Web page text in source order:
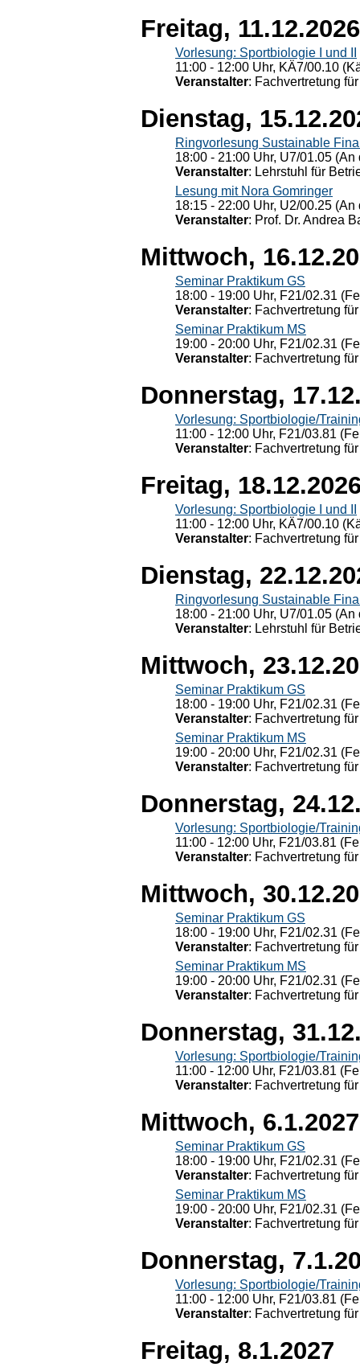
Freitag, 11.12.2026
Vorlesung: Sportbiologie I und II
11:00 - 12:00 Uhr, KÄ7/00.10
Veranstalter: Fachvertretung
Dienstag,
Ringvorlesung Sustainable
18:00 - 21:00 Uhr, U7/01.05
Veranstalter: Lehrstuhl für
Lesung mit Nora Gomringer
18:15 - 22:00 Uhr, U2/00.25
Veranstalter: Prof. Dr. Andrea
Mittwoch,
Seminar Praktikum GS
18:00 - 19:00 Uhr, F21/02.31
Veranstalter: Fachvertretung
Seminar Praktikum MS
19:00 - 20:00 Uhr, F21/02.31
Veranstalter: Fachvertretung
Donnerstag,
Vorlesung: Sportbiologie/
11:00 - 12:00 Uhr, F21/03.81
Veranstalter: Fachvertretung
Freitag,
Vorlesung: Sportbiologie I und II
11:00 - 12:00 Uhr, KÄ7/00.10
Veranstalter: Fachvertretung
Dienstag,
Ringvorlesung Sustainable
18:00 - 21:00 Uhr, U7/01.05
Veranstalter: Lehrstuhl für
Mittwoch,
Seminar Praktikum GS
18:00 - 19:00 Uhr, F21/02.31
Veranstalter: Fachvertretung
Seminar Praktikum MS
19:00 - 20:00 Uhr, F21/02.31
Veranstalter: Fachvertretung
Donnerstag,
Vorlesung: Sportbiologie/
11:00 - 12:00 Uhr, F21/03.81
Veranstalter: Fachvertretung
Mittwoch,
Seminar Praktikum GS
18:00 - 19:00 Uhr, F21/02.31
Veranstalter: Fachvertretung
Seminar Praktikum MS
19:00 - 20:00 Uhr, F21/02.31
Veranstalter: Fachvertretung
Donnerstag,
Vorlesung: Sportbiologie/
11:00 - 12:00 Uhr, F21/03.81
Veranstalter: Fachvertretung
Mittwoch, 6.1.2027
Seminar Praktikum GS
18:00 - 19:00 Uhr, F21/02.31
Veranstalter: Fachvertretung
Seminar Praktikum MS
19:00 - 20:00 Uhr, F21/02.31
Veranstalter: Fachvertretung
Donnerstag,
Vorlesung: Sportbiologie/
11:00 - 12:00 Uhr, F21/03.81
Veranstalter: Fachvertretung
Freitag, 8.1.2027